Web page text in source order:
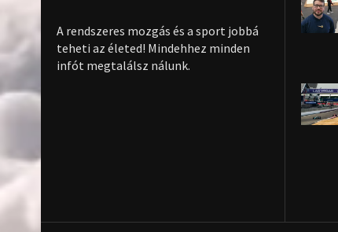
A rendszeres mozgás és a sport jobbá
teheti az életed! Mindehhez minden
infót megtalálsz nálunk.